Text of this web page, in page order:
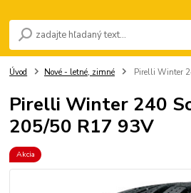
Úvod Nové - letné, zimné Pirelli Winter
Pirelli Winter 240
205/50 R17 93V
Akcia